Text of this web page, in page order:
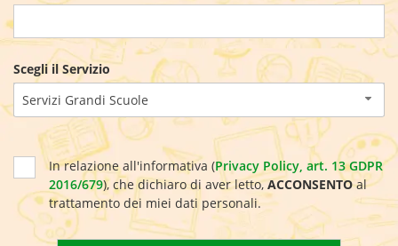
Scegli il Servizio
Servizi Grandi Scuole
In relazione all'informativa (Privacy Policy, art. 13 GDPR
2016/679), che dichiaro di aver letto,ACCONSENTOal
trattamento dei miei dati personali.